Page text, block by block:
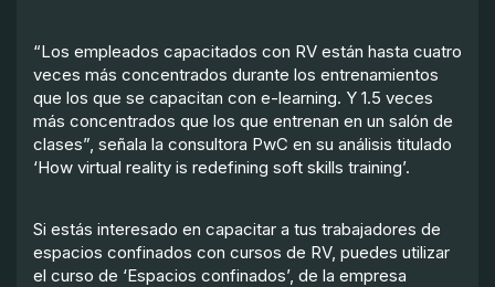
“Los empleados capacitados con RV están hasta cuatro
veces más concentrados durante los entrenamientos
que los que se capacitan con e-learning. Y 1.5 veces
más concentrados que los que entrenan en un salón de
clases”, señala la consultora PwC en su análisis titulado
‘How virtual reality is redefining soft skills training’.
Si estás interesado en capacitar a tus trabajadores de
espacios confinados con cursos de RV, puedes utilizar
el curso de ‘Espacios confinados’, de la empresa